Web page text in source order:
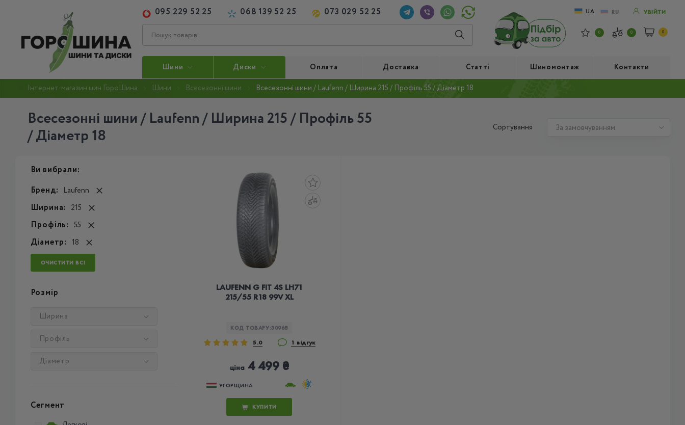
095 229 52 25 068 139 52 25 073 029 52 25 UA RU УВІЙТИ
0 0 0
Шини Диски Оплата Доставка Статті Шиномонтаж Контакти
Інтернет-магазин шин ГороШина Шини Всесезонні шини Всесезонні шини / Laufenn / Ширина 215 / Профіль 55 / Діаметр 18
Всесезонні шини / Laufenn / Ширина 215 / Профіль 55
/ Діаметр 18
Сортування
Ви вибрали:
Бренд:
Laufenn
Ширина: 215
Профіль: 55
Діаметр: 18
ОЧИСТИТИ ВСІ
Розмір
Ширина
Профіль
Діаметр
Сегмент
LAUFENN G FIT 4S LH71
215/55 R18 99V XL
КОД ТОВАРУ:30968
5.0 1 відгук
ціна4 499 ₴
УГОРЩИНА
КУПИТИ